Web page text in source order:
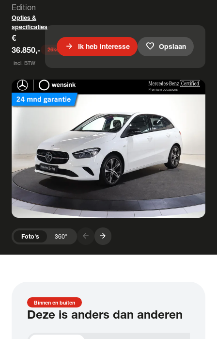
Edition
Opties &
specificaties
€
36.850,-
incl. BTW
26keer bekeken
arrow_forward Ik heb interesse favorite Opslaan
Foto's 360° arrow_forward arrow_forward
Binnen en buiten
Deze is anders dan anderen